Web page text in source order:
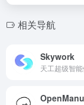
相关导航
Skywork